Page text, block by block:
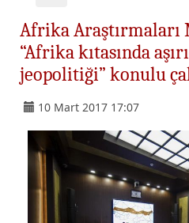
Afrika Araştırmaları
“Afrika kıtasında
jeopolitiği” konulu
10 Mart 2017 17:07